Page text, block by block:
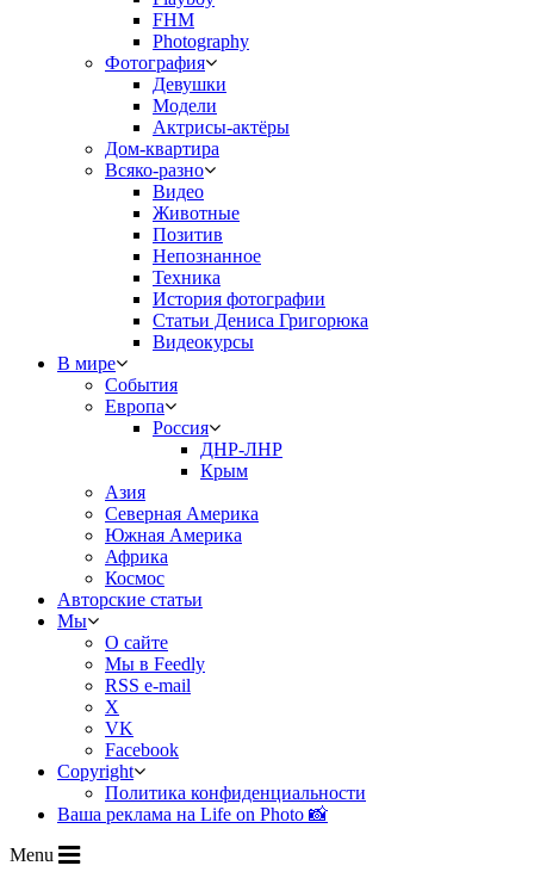
FHM
Photography
Фотография
Девушки
Модели
Актрисы-актёры
Дом-квартира
Всяко-разно
Видео
Животные
Позитив
Непознанное
Техника
История фотографии
Статьи Дениса Григорюка
Видеокурсы
В мире
События
Европа
Россия
ДНР-ЛНР
Крым
Азия
Северная Америка
Южная Америка
Африка
Космос
Авторские статьи
Мы
О сайте
Мы в Feedly
RSS e-mail
X
VK
Facebook
Copyright
Политика конфиденциальности
Ваша реклама на Life on Photo 📸
Menu